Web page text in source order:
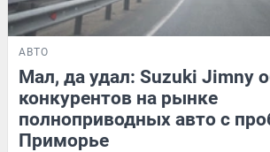
АВТО
Мал, да удал: Suzuki Jimny
конкурентов на рынке
полноприводных авто с
Приморье